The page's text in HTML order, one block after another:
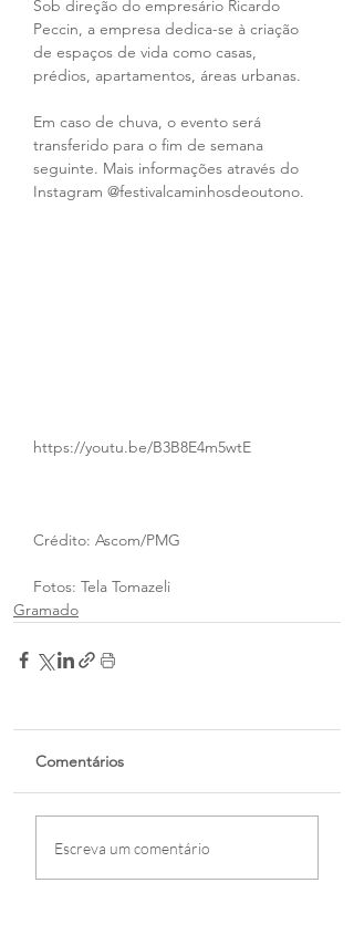
Sob direção do empresário Ricardo
Peccin, a empresa dedica-se à criação
de espaços de vida como casas,
prédios, apartamentos, áreas urbanas.
Em caso de chuva, o evento será
transferido para o fim de semana
seguinte. Mais informações através do
Instagram @festivalcaminhosdeoutono.
https://youtu.be/B3B8E4m5wtE
Crédito: Ascom/PMG
Fotos: Tela Tomazeli
Gramado
Comentários
Escreva um comentário